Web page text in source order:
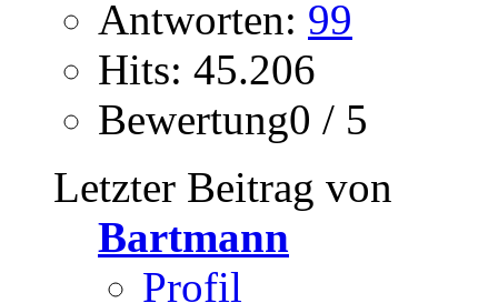
Antworten: 99
Hits: 45.206
Bewertung0 / 5
Letzter Beitrag von
Bartmann
Profil